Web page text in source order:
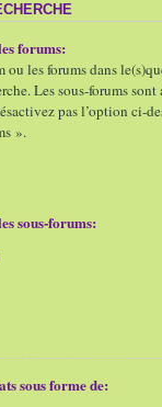
forums:
ou les forums dans
Les sous-forums
pas l’option ci-
».
sous-forums:
sous forme de: